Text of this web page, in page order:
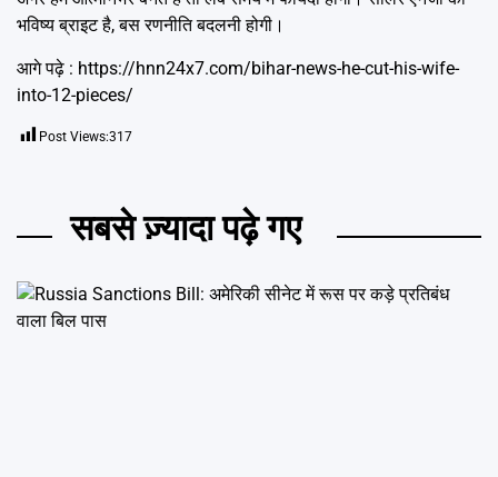
भविष्य ब्राइट है, बस रणनीति बदलनी होगी।
आगे पढ़े : https://hnn24x7.com/bihar-news-he-cut-his-wife-
into-12-pieces/
Post Views:317
सबसे ज़्यादा पढ़े गए